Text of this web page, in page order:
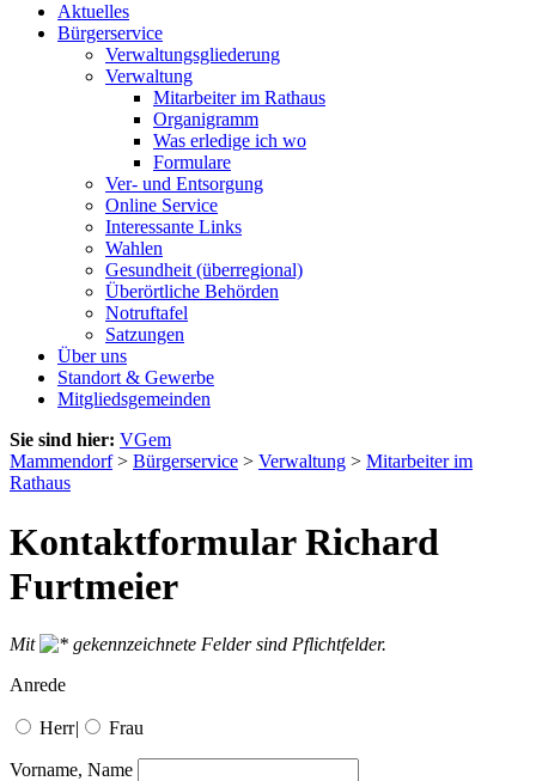
Aktuelles
Bürgerservice
Verwaltungsgliederung
Verwaltung
Mitarbeiter im Rathaus
Organigramm
Was erledige ich wo
Formulare
Ver- und Entsorgung
Online Service
Interessante Links
Wahlen
Gesundheit (überregional)
Überörtliche Behörden
Notruftafel
Satzungen
Über uns
Standort & Gewerbe
Mitgliedsgemeinden
Sie sind hier: VGem
Mammendorf> Bürgerservice > Verwaltung > Mitarbeiter im
Rathaus
Kontaktformular Richard
Furtmeier
Mit
gekennzeichnete Felder sind Pflichtfelder.
Anrede
Herr| Frau
Vorname, Name